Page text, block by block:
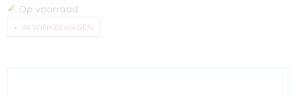
✓ Op voorraad
IN WINKELWAGEN